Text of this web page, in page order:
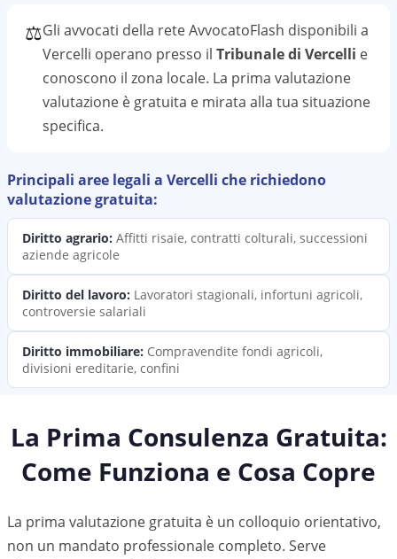
⚖️Gli avvocati della rete AvvocatoFlash disponibili a
Vercelli operano presso il Tribunale di Vercelli e
conoscono il zona locale. La prima valutazione
valutazione è gratuita e mirata alla tua situazione
specifica.
Principali aree legali a Vercelli che richiedono
valutazionegratuita:
Diritto agrario: Affitti risaie, contratti colturali, successioni
aziende agricole
Diritto del lavoro: Lavoratori stagionali, infortuni agricoli,
controversie salariali
Diritto immobiliare: Compravendite fondi agricoli,
divisioni ereditarie, confini
La Prima Consulenza Gratuita:
Come Funziona e Cosa Copre
La prima valutazione gratuita è un colloquio orientativo,
non un mandato professionale completo. Serve